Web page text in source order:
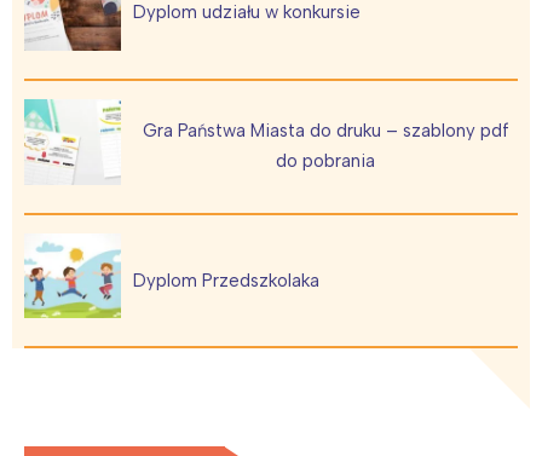
Dyplom udziału w konkursie
Gra Państwa Miasta do druku – szablony pdf
do pobrania
Dyplom Przedszkolaka